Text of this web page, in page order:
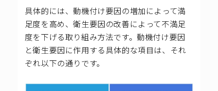
具体的には、動機付け要因の増加によって満
足度を高め、衛生要因の改善によって不満足
度を下げる取り組み方法です。動機付け要因
と衛生要因に作用する具体的な項目は、それ
ぞれ以下の通りです。